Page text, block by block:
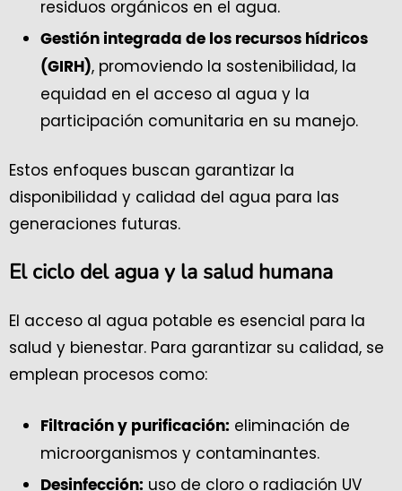
residuos orgánicos en el agua.
Gestión integrada de los recursos hídricos
(GIRH), promoviendo la sostenibilidad, la
equidad en el acceso al agua y la
participación comunitaria en su manejo.
Estos enfoques buscan garantizar la
disponibilidad y calidad del agua para las
generaciones futuras.
El ciclo del agua y la salud humana
El acceso al agua potable es esencial para la
salud y bienestar. Para garantizar su calidad, se
emplean procesos como:
Filtración y purificación: eliminación de
microorganismos y contaminantes.
Desinfección: uso de cloro o radiación UV